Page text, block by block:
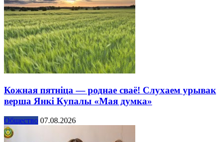
Кожная пятніца — роднае сваё! Слухаем урывак
верша Янкі Купалы «Мая думка»
Общество 07.08.2026